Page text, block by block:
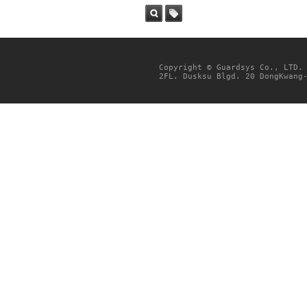
Copyright © Guardsys Co.,
2FL. Dusksu Blgd. 20